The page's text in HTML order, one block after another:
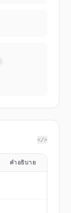
</>
คำอธิบาย